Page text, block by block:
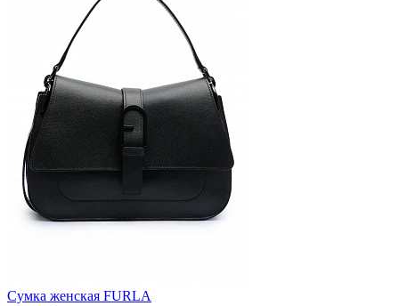
Сумка женская FURLA